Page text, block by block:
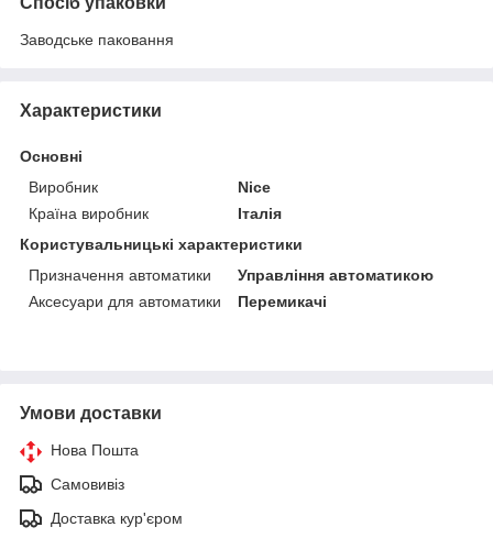
Заводське паковання
Характеристики
Основні
Виробник
Nice
Країна виробник
Італія
Користувальницькі характеристики
Призначення автоматики
Управління автоматикою
Аксесуари для автоматики
Перемикачі
Умови доставки
Нова Пошта
Самовивіз
Доставка кур'єром